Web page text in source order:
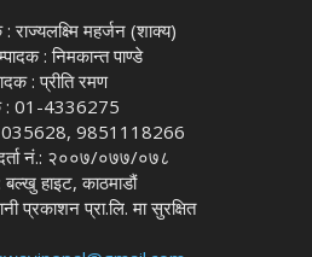
राज्यलक्ष्मि महर्जन (शाक्य)
: निमकान्त पाण्डे
: प्रीति रमण
: 01-4336275
9851118266
नं.: २००७/०७७/०७८
बल्खु हाइट, काठमाडौं
प्रकाशन प्रा.लि. मा सुरक्षित